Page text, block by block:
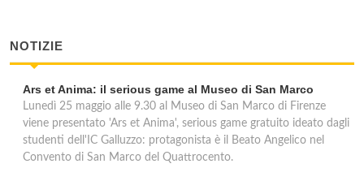
NOTIZIE
Ars et Anima: il serious game al Museo di San Marco
Lunedì 25 maggio alle 9.30 al Museo di San Marco di Firenze
viene presentato 'Ars et Anima', serious game gratuito ideato dagli
studenti dell'IC Galluzzo: protagonista è il Beato Angelico nel
Convento di San Marco del Quattrocento.